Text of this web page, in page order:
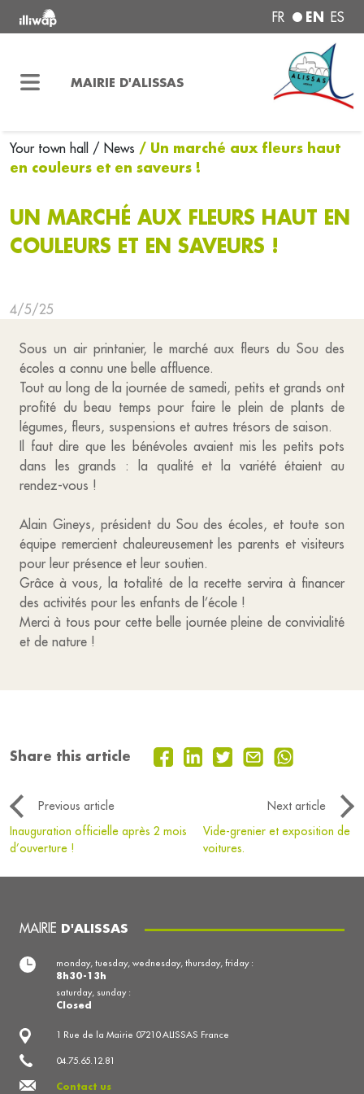
FR EN ES
MAIRIE D'ALISSAS
Your town hall / News / Un marché aux fleurs haut
en couleurs et en saveurs !
UN MARCHÉ AUX FLEURS HAUT EN
COULEURS ET EN SAVEURS !
4/5/25
Sous un air printanier, le marché aux fleurs du Sou des
écoles a connu une belle affluence.
Tout au long de la journée de samedi, petits et grands ont
profité du beau temps pour faire le plein de plants de
légumes, fleurs, suspensions et autres trésors de saison.
Il faut dire que les bénévoles avaient mis les petits pots
dans les grands : la qualité et la variété étaient au
rendez-vous !
Alain Gineys, président du Sou des écoles, et toute son
équipe remercient chaleureusement les parents et visiteurs
pour leur présence et leur soutien.
Grâce à vous, la totalité de la recette servira à financer
des activités pour les enfants de l’école !
Merci à tous pour cette belle journée pleine de convivialité
et de nature !
Share this article
Previous article
Next article
Inauguration officielle après 2 mois
d’ouverture !
Vide-grenier et exposition de
voitures.
MAIRIE D'ALISSAS
1 Rue de la Mairie 07210 ALISSAS France
04.75.65.12.81
Contact us
monday, tuesday, wednesday, thursday, friday :
8h30-13h
saturday, sunday :
Closed